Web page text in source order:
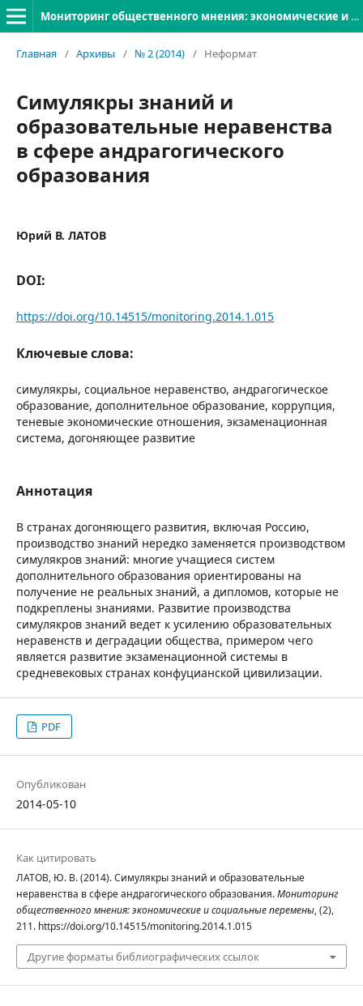
Мониторинг общественного мнения: экономические и социальные перемены
Главная / Архивы / № 2 (2014) / Неформат
Симулякры знаний и
образовательные неравенства
в сфере андрагогического
образования
Юрий В. ЛАТОВ
DOI:
https://doi.org/10.14515/monitoring.2014.1.015
Ключевые слова:
симулякры, социальное неравенство, андрагогическое
образование, дополнительное образование, коррупция,
теневые экономические отношения, экзаменационная
система, догоняющее развитие
Аннотация
В странах догоняющего развития, включая Россию,
производство знаний нередко заменяется производством
симулякров знаний: многие учащиеся систем
дополнительного образования ориентированы на
получение не реальных знаний, а дипломов, которые не
подкреплены знаниями. Развитие производства
симулякров знаний ведет к усилению образовательных
неравенств и деградации общества, примером чего
является развитие экзаменационной системы в
средневековых странах конфуцианской цивилизации.
PDF
Опубликован
2014-05-10
Как цитировать
ЛАТОВ, Ю. В. (2014). Симулякры знаний и образовательные
неравенства в сфере андрагогического образования.Мониторинг
общественного мнения: экономические и социальные перемены, (2),
211. https://doi.org/10.14515/monitoring.2014.1.015
Другие форматы библиографических ссылок